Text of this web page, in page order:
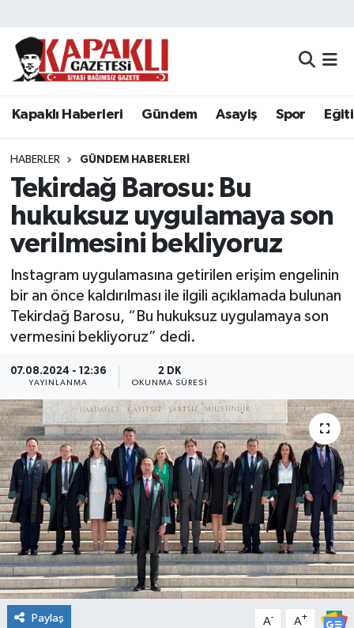
Kapaklı Haberleri Gündem Asayiş Spor
HABERLER GÜNDEM HABERLERI
Tekirdağ Barosu: Bu
hukuksuz uygulamaya son
verilmesini bekliyoruz
Instagram uygulamasına getirilen erişim engelinin
bir an önce kaldırılması ile ilgili açıklamada bulunan
Tekirdağ Barosu, “Bu hukuksuz uygulamaya son
vermesini bekliyoruz” dedi.
07.08.2024 - 12:36
YAYINLANMA
2 DK
OKUNMA SÜRESI
Paylaş A- A+
Kapaklı Haberleri
Asayiş
Spor
Eğitim
Resmi Reklamlar
Tekirdağ
Ekonomi
Sağlık
Teknoloji
Yaşam
Tekirdağ Nöbetçi Eczaneler
Tekirdağ Namaz Vakitleri
Tekirdağ Trafik Yoğunluk Haritası
Süper Lig Puan Durumu ve Fikstür
Son Dakika Haberleri
Haber Arşivi